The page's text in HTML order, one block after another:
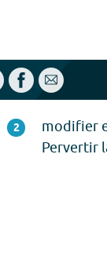
2
modifier
Pervertir